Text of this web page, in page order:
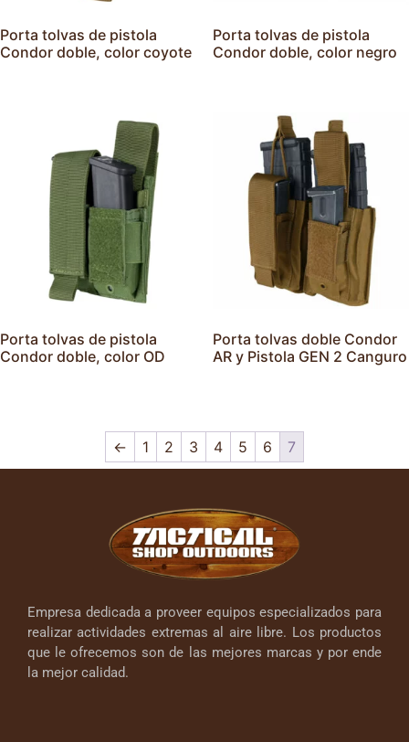
Porta tolvas de pistola
Condor doble, color coyote
Porta tolvas de pistola
Condor doble, color negro
Porta tolvas de pistola
Condor doble, color OD
Porta tolvas doble Condor
AR y Pistola GEN 2 Canguro
← 1 2 3 4 5 6 7
Empresa dedicada a proveer equipos especializados para
realizar actividades extremas al aire libre. Los productos
que le ofrecemos son de las mejores marcas y por ende
la mejor calidad.